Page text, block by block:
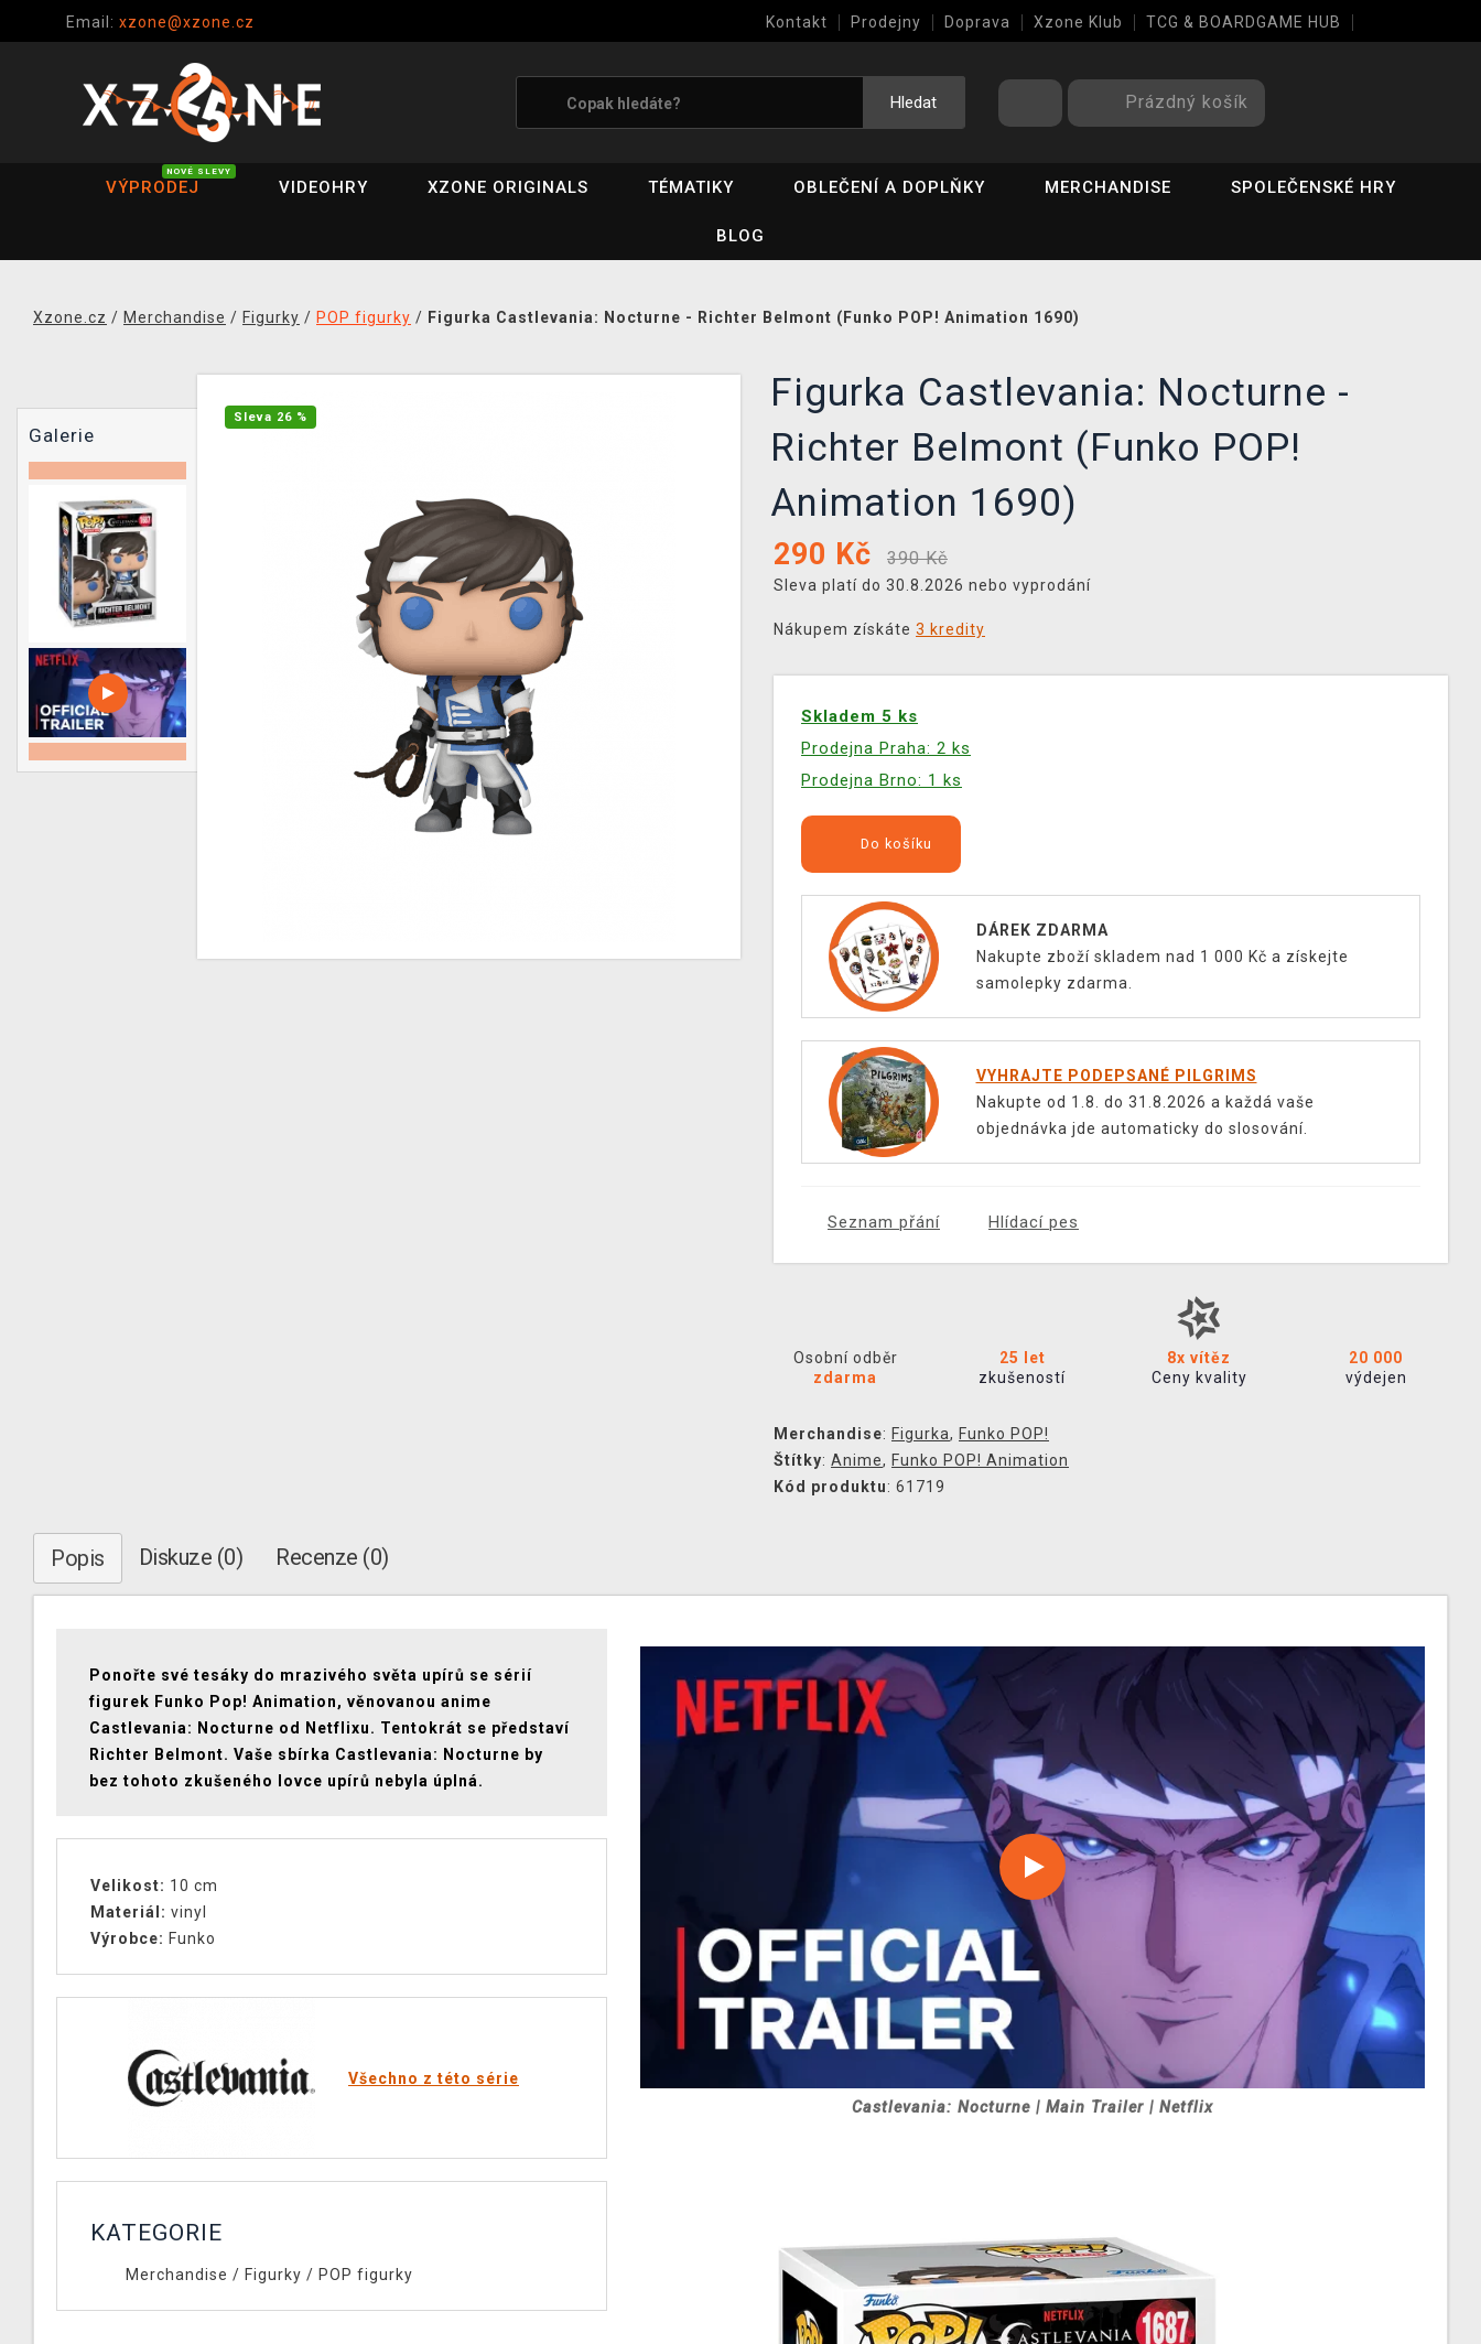
Email: xzone@xzone.cz Kontakt Prodejny Doprava Xzone Klub TCG & BOARDGAME HUB
Hledat Prázdný košík
VÝPRODEJ
NOVÉ SLEVY
VIDEOHRY XZONE ORIGINALS TÉMATIKY OBLEČENÍ A DOPLŇKY MERCHANDISE SPOLEČENSKÉ HRY
BLOG
Xzone.cz / Merchandise / Figurky / POP figurky / Figurka Castlevania: Nocturne - Richter Belmont (Funko POP! Animation 1690)
Galerie
Sleva 26 %
Figurka Castlevania: Nocturne -
Richter Belmont (Funko POP!
Animation 1690)
290 Kč 390 Kč
Sleva platí do 30.8.2026 nebo vyprodání
Nákupem získáte 3 kredity
Skladem 5 ks
Prodejna Praha: 2 ks
Prodejna Brno: 1 ks
Do košíku
DÁREK ZDARMA
Nakupte zboží skladem nad 1 000 Kč a získejte
samolepky zdarma.
VYHRAJTE PODEPSANÉ PILGRIMS
Nakupte od 1.8. do 31.8.2026 a každá vaše
objednávka jde automaticky do slosování.
Seznam přání Hlídací pes
Osobní odběr
zdarma
25 let
zkušeností
8x vítěz
Ceny kvality
20 000
výdejen
Merchandise: Figurka, Funko POP!
Štítky: Anime, Funko POP! Animation
Kód produktu: 61719
Popis Diskuze (0) Recenze (0)
Ponořte své tesáky do mrazivého světa upírů se sérií
figurek Funko Pop! Animation, věnovanou anime
Castlevania: Nocturne od Netflixu. Tentokrát se představí
Richter Belmont. Vaše sbírka Castlevania: Nocturne by
bez tohoto zkušeného lovce upírů nebyla úplná.
Velikost: 10 cm
Materiál: vinyl
Výrobce: Funko
Všechno z této série
KATEGORIE
Merchandise / Figurky / POP figurky
Castlevania: Nocturne | Main Trailer | Netflix